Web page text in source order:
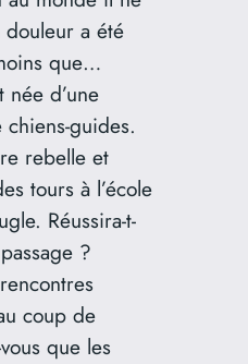
a été
que…
d’une
guides.
rebelle et
tours à l’école
Réussira-t-
?
coup de
que les